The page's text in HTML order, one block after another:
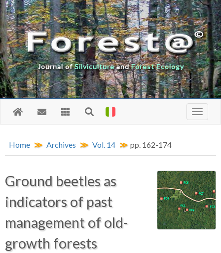
Journal ofSilvicultureandForest Ecology
Home Archives Vol. 14 pp. 162-174
Ground beetles as
indicators of past
management of old-
growth forests